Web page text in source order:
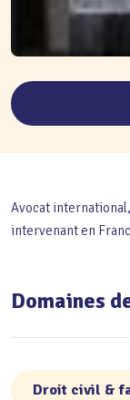
Avocat
intervenant en
Domaines
Droit civil &